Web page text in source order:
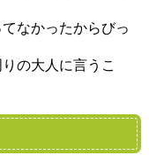
なかったからびっ
の大人に言うこ